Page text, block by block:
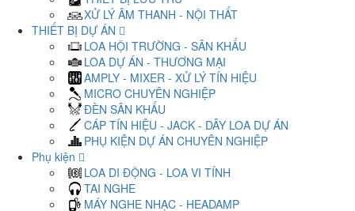
XỬ LÝ ÂM THANH - NỘI THẤT
THIẾT BỊ DỰ ÁN
LOA HỘI TRƯỜNG - SÂN KHẤU
LOA DỰ ÁN - THƯƠNG MẠI
AMPLY - MIXER - XỬ LÝ TÍN HIỆU
MICRO CHUYÊN NGHIỆP
ĐÈN SÂN KHẤU
CÁP TÍN HIỆU - JACK - DÂY LOA DỰ ÁN
PHỤ KIỆN DỰ ÁN CHUYÊN NGHIỆP
Phụ kiện
LOA DI ĐỘNG - LOA VI TÍNH
TAI NGHE
MÁY NGHE NHẠC - HEADAMP